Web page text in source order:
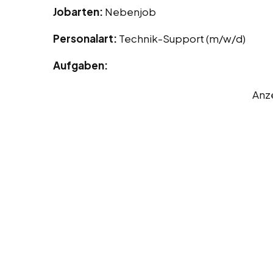
Jobarten: Nebenjob
Personalart: Technik-Support (m/w/d)
Aufgaben: